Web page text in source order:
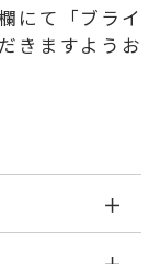
にて「ブライ
きますようお